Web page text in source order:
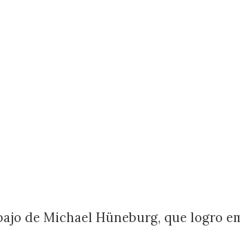
de Michael Hüneburg, que logro